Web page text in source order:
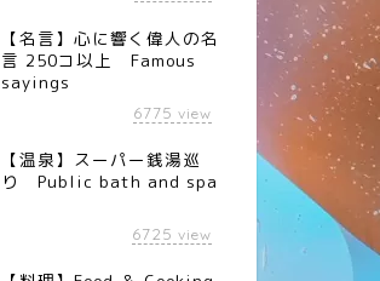
【名言】心に響く偉人の名
言 250コ以上 Famous
sayings
6775 view
【温泉】スーパー銭湯巡
り Public bath and spa
6725 view